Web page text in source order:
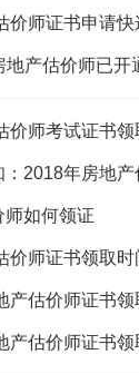
价师证书申请快
产估价师已开
价师考试证书领
2018年房地
如何领证
价师证书领取时
产估价师证书领
产估价师证书领